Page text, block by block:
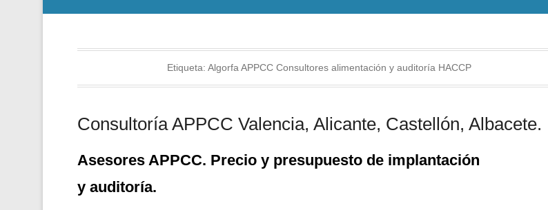
Etiqueta: Algorfa APPCC Consultores alimentación y auditoría HACCP
Consultoría APPCC Valencia, Alicante, Castellón, Albacete.
Asesores APPCC. Precio y presupuesto de implantación
y auditoría.